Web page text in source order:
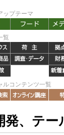
ップテーマ
覧
ルコンテンツ一覧
発、テ